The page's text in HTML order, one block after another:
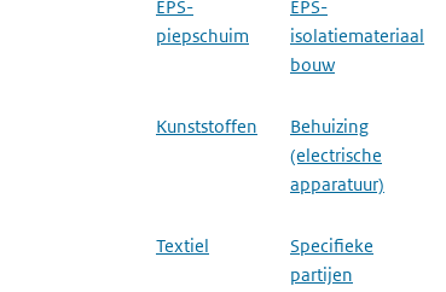
EPS-
piepschuim
EPS-
isolatiemateriaal
bouw
Kunststoffen
Behuizing
(electrische
apparatuur)
Textiel
Specifieke
partijen